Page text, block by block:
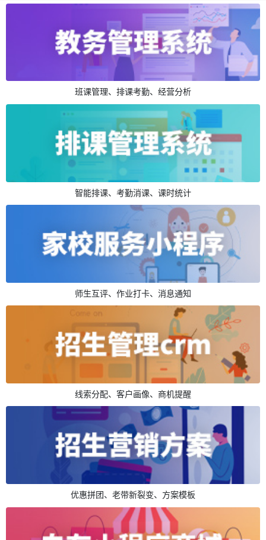
班课管理、排课考勤、经营分析
智能排课、考勤消课、课时统计
师生互评、作业打卡、消息通知
线索分配、客户画像、商机提醒
优惠拼团、老带新裂变、方案模板